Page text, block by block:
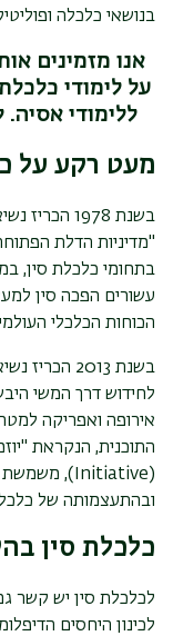
בנושאי כלכלה
אנו מזמינים
על לימודי
ללימודי
מעט רקע על
בשנת 1978
"מדיניות הדלת
בתחומי כלכלת סין,
עשורים הפכה סין
הכוחות הכלכלי
בשנת 2013
לחידוש דרך המשי
אירופה ואפריקה
התוכנית, הנקראת
Initiative)), משמשת
ובהתעצמותה של
כלכלת סין
לכינון היחסים